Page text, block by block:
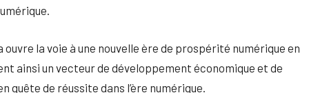
la voie à une nouvelle ère de prospérité numérique en
ainsi un vecteur de développement économique et de
de réussite dans l’ère numérique.